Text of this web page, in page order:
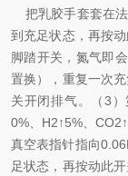
把乳胶手套套在法
到充足状态，再按
脚踏开关，氮气即
置换），重复一次
关开闭排气。（3
0%、H2↑5%、
真空表指针指向
足状态，再按动此